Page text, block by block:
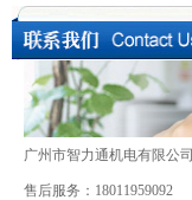
广州市智力通机电有限公司
售后服务：18011959092